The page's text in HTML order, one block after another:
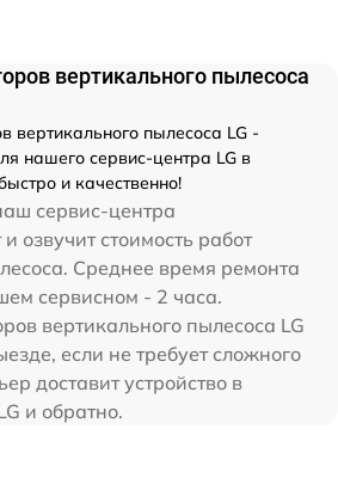
вертикального пылесоса
вертикального пылесоса LG -
нашего сервис-центра LG в
и качественно!
сервис-центра
озвучит стоимость работ
Среднее время ремонта
сервисном - 2 часа.
вертикального пылесоса LG
если не требует сложного
доставит устройство в
и обратно.